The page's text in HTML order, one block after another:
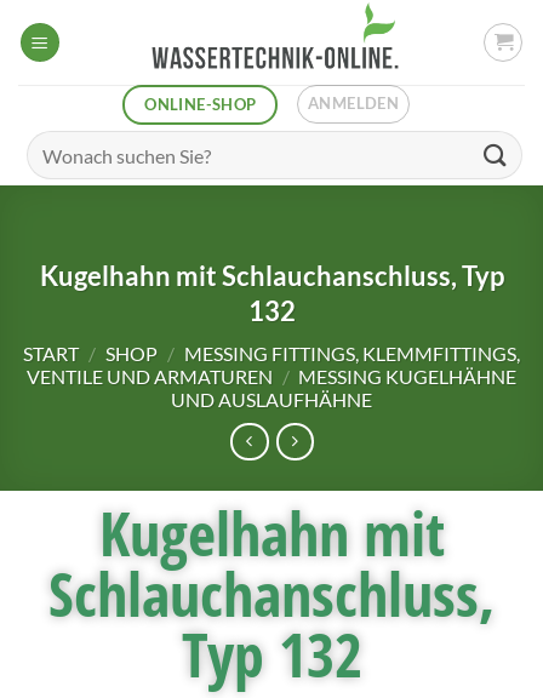
ONLINE-SHOP ANMELDEN
Kugelhahn mit Schlauchanschluss, Typ
132
START / SHOP / MESSING FITTINGS, KLEMMFITTINGS,
VENTILE UND ARMATUREN / MESSING KUGELHÄHNE
UND AUSLAUFHÄHNE
Kugelhahn mit
Schlauchanschluss,
Typ 132